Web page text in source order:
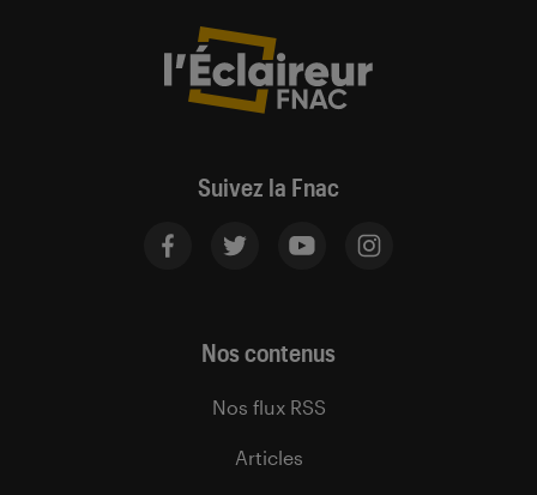
Suivez la Fnac
Nos contenus
Nos flux RSS
Articles